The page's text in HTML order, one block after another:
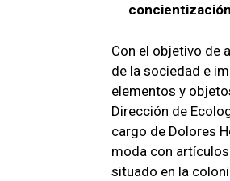
Con el objetivo de
de la sociedad e
elementos y
Dirección de
cargo de Dolores
moda con
situado en la